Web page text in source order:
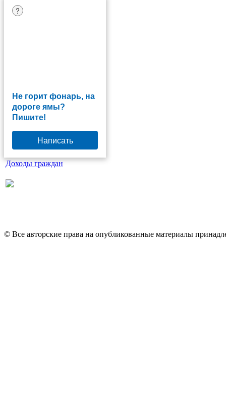
Не горит фонарь, на
дороге ямы?
Пишите!
Написать
?
Доходы граждан
© Все авторские права на опубликованные материалы